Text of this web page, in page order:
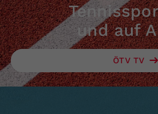
und auf
ÖTV TV